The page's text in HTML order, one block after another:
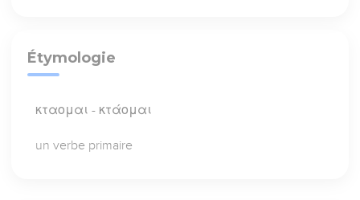
Étymologie
κταομαι - κτάομαι
un verbe primaire